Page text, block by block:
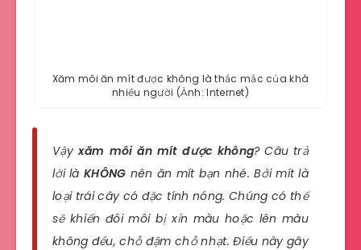
Xăm môi ăn mít được không là thắc mắc của khá
nhiều người (Ảnh: Internet)
Vậyxăm môi ăn mít được không? Câu trả
lời là KHÔNG nên ăn mít bạn nhé. Bởi mít là
loại trái cây có đặc tính nóng. Chúng có thể
sẽ khiến đôi môi bị xỉn màu hoặc lên màu
không đều, chỗ đậm chỗ nhạt. Điều này gây